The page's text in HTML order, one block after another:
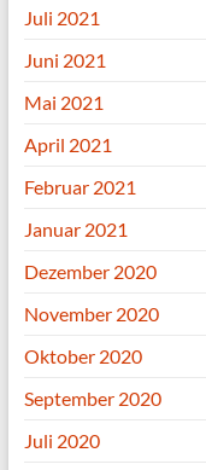
Juli 2021
Juni 2021
Mai 2021
April 2021
Februar 2021
Januar 2021
Dezember 2020
November 2020
Oktober 2020
September 2020
Juli 2020